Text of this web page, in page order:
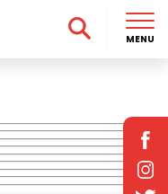
MENU